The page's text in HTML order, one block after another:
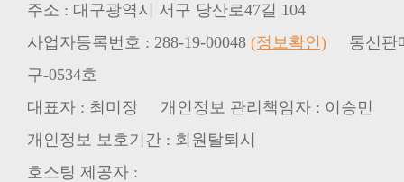
주소 : 대구광역시 서구 당산로47길 104
사업자등록번호 : 288-19-00048 (정보확인)
구-0534호
대표자 : 최미정 개인정보 관리책임자 : 이승민
개인정보 보호기간 : 회원탈퇴시
호스팅 제공자 :